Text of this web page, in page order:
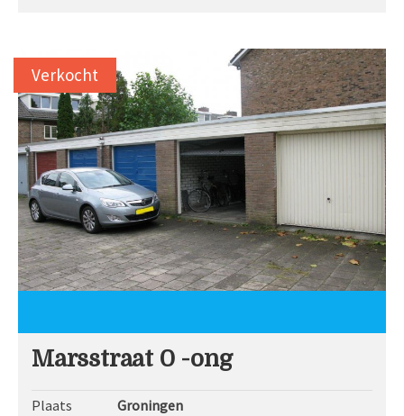
Marsstraat 0 -ong
Plaats Groningen
Verkocht